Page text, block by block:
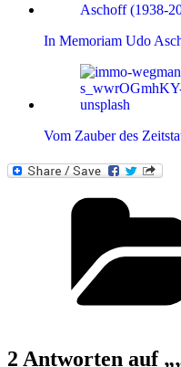
In Memoriam Udo
Vom Zauber des
2 Antworten auf